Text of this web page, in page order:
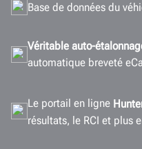
Base de données du
Véritable auto-
automatique breveté eCal
Le portail en ligne
résultats, le RCI et plus